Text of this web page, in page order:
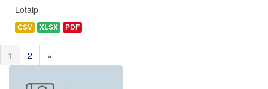
Lotaip
CSV XLSX PDF
1 2 »